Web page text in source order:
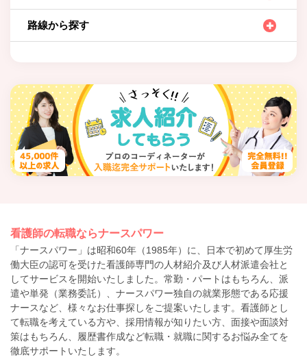
路線から探す
看護師の転職ならナースパワー
「ナースパワー」は昭和60年（1985年）に、日本で初めて厚生労
働大臣の認可を受けた看護師専門の人材紹介及び人材派遣会社と
してサービスを開始いたしました。常勤・パートはもちろん、派
遣や単発（業務委託）、ナースパワー独自の就業形態である応援
ナースなど、様々なお仕事探しをご提案いたします。看護師とし
て転職を考えている方や、採用情報が知りたい方、面接や面談対
策はもちろん、履歴書作成など転職・就職に関するお悩み全てを
徹底サポートいたします。